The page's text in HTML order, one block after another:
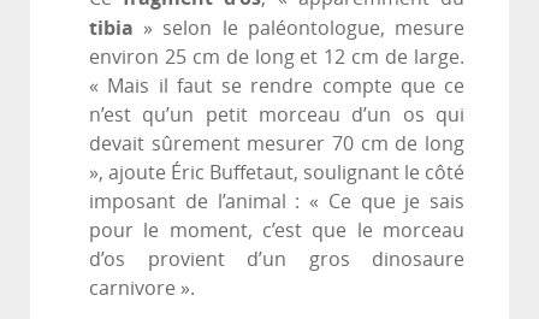
tibia » selon le paléontologue, mesure
environ 25 cm de long et 12 cm de large.
« Mais il faut se rendre compte que ce
n’est qu’un petit morceau d’un os qui
devait sûrement mesurer 70 cm de long
», ajoute Éric Buffetaut, soulignant le côté
imposant de l’animal : « Ce que je sais
pour le moment, c’est que le morceau
d’os provient d’un gros dinosaure
carnivore ».